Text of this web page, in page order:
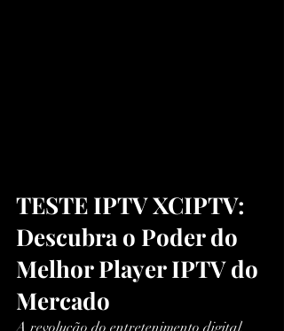
TESTE IPTV XCIPTV:
Descubra o Poder do
Melhor Player IPTV do
Mercado
A revolução do entretenimento digital